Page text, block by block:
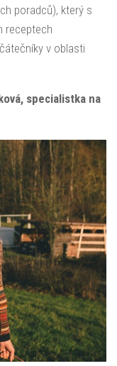
poradců), který s
receptech
v oblasti
specialistka na